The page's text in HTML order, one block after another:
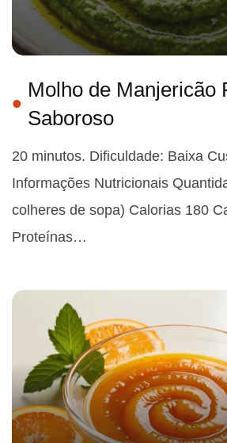
Molho de Manjericão
Saboroso
20 minutos. Dificuldade: Baixa
Informações Nutricionais
colheres de sopa) Calorias 180
Proteínas…